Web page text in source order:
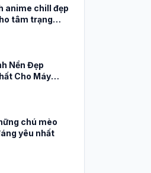
anime chill đẹp
tâm trạng
Nền Đẹp
Cho Máy
chú mèo
yêu nhất